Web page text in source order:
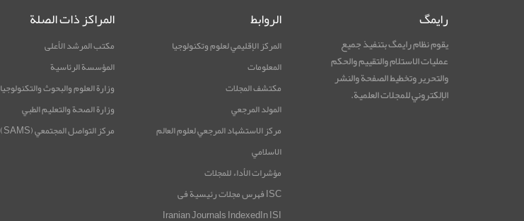
رایمگ
يقوم نظام رایمگ بتنفيذ جميع
عمليات الاستلام والتقييم والحكم
والتحرير وتخطيط الصفحة والنشر
الإلكتروني للمجلات العلمية.
الروابط
المركز الإقليمي لعلوم وتكنولوجيا
المعلومات
مكتشف المجلات
المولد المرجعي
مرکز الاستشهاد المرجعي لعلوم العالم
الاسلامي
مؤشرات الأداء للمجلات
ISC فهرس مجلات رئيسية فی
Iranian Journals IndexedIn ISI
المراكز ذات الصلة
مكتب المرشد الأعلى
المؤسسة الرئاسية
وزارة العلوم والبحوث والتكنولوجيا
وزارة الصحة والتعليم الطبي
مركز التواصل المجتمعي (SAMS)